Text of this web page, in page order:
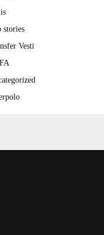
stories
Vesti